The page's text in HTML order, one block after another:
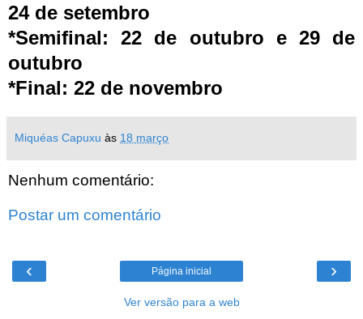
24 de setembro
*Semifinal: 22 de outubro e 29 de
outubro
*Final: 22 de novembro
Miquéas Capuxu às 18 março
Nenhum comentário:
Postar um comentário
‹ ›
Página inicial
Ver versão para a web